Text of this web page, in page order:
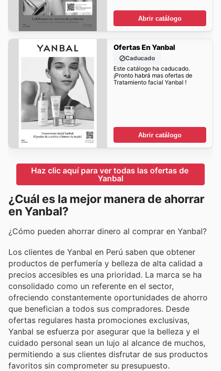
Abrir catálogo
Ofertas En Yanbal
Caducado
Este catálogo ha caducado.
¡Pronto habrá mas ofertas de
Tratamiento facial Yanbal !
Abrir catálogo
Haz clic aquí para ver todas las ofertas de
Yanbal
¿Cuál es la mejor manera de ahorrar
en Yanbal?
¿Cómo pueden ahorrar dinero al comprar en Yanbal?
Los clientes de Yanbal en Perú saben que obtener
productos de perfumería y belleza de alta calidad a
precios accesibles es una prioridad. La marca se ha
consolidado como un referente en el sector,
ofreciendo constantemente oportunidades de ahorro
que benefician a todos sus compradores. Desde
ofertas regulares hasta promociones exclusivas,
Yanbal se esfuerza por asegurar que la belleza y el
cuidado personal sean un lujo al alcance de muchos,
permitiendo a sus clientes disfrutar de sus productos
favoritos sin comprometer su presupuesto.